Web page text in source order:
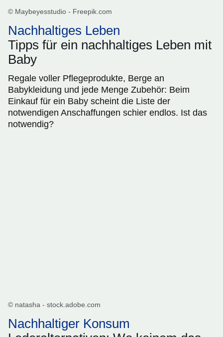
© Maybeyesstudio - Freepik.com
Nachhaltiges Leben
Tipps für ein nachhaltiges Leben mit
Baby
Regale voller Pflegeprodukte, Berge an
Babykleidung und jede Menge Zubehör: Beim
Einkauf für ein Baby scheint die Liste der
notwendigen Anschaffungen schier endlos. Ist das
notwendig?
© natasha - stock.adobe.com
Nachhaltiger Konsum